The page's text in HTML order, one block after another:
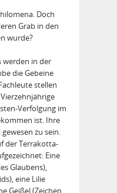
Doch
Grab in den
wurde?
werden in der
die Gebeine
stellen
Verfolgung im
ist. Ihre
zu sein.
der Terrakotta-
Eine
Glaubens),
eine Lilie
Geißel (Zeichen